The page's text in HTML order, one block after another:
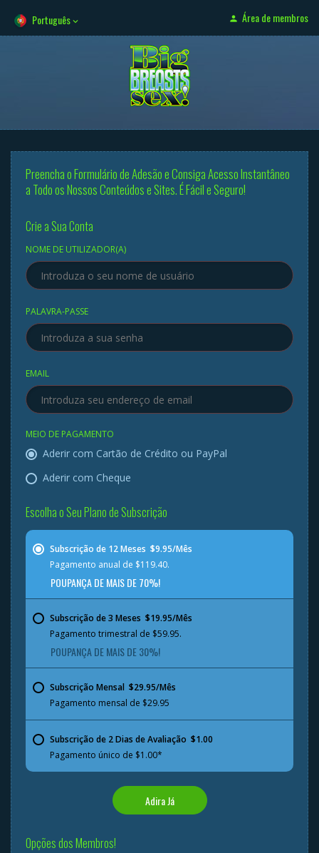
Português Área de membros
Preencha o Formulário de Adesão e Consiga Acesso Instantâneo
a Todo os Nossos Conteúdos e Sites. É Fácil e Seguro!
Crie a Sua Conta
NOME DE UTILIZADOR(A)
PALAVRA-PASSE
EMAIL
MEIO DE PAGAMENTO
Aderir com Cartão de Crédito ou PayPal
Aderir com Cheque
Escolha o Seu Plano de Subscrição
Subscrição de 12 Meses  $9.95/Mês
Pagamento anual de $119.40.
POUPANÇA DE MAIS DE 70%!
Subscrição de 3 Meses  $19.95/Mês
Pagamento trimestral de $59.95.
POUPANÇA DE MAIS DE 30%!
Subscrição Mensal  $29.95/Mês
Pagamento mensal de $29.95
Subscrição de 2 Dias de Avaliação  $1.00
Pagamento único de $1.00*
Adira Já
Opções dos Membros!